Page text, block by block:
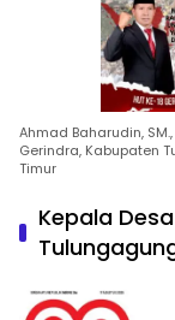
Ahmad Baharudin,
Gerindra, Kabupaten
Timur
Kepala